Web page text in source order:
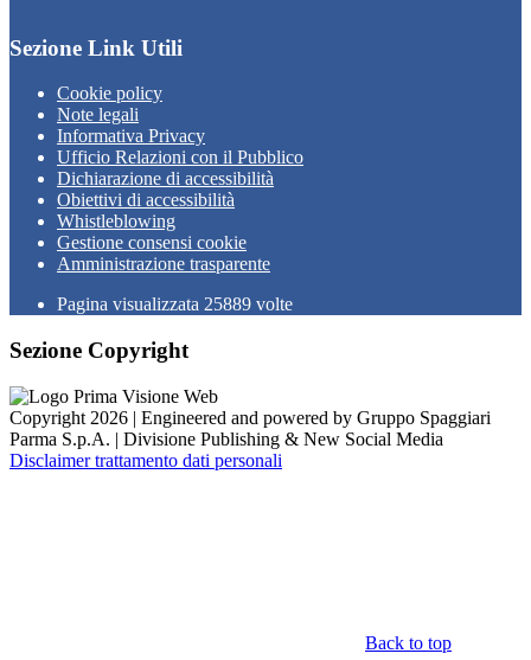
Sezione Link Utili
Cookie policy
Note legali
Informativa Privacy
Ufficio Relazioni con il Pubblico
Dichiarazione di accessibilità
Obiettivi di accessibilità
Whistleblowing
Gestione consensi cookie
Amministrazione trasparente
Pagina visualizzata 25889 volte
Sezione Copyright
Copyright 2026 | Engineered and powered by Gruppo Spaggiari
Parma S.p.A. | Divisione Publishing & New Social Media
Disclaimer trattamento dati personali
Back to top